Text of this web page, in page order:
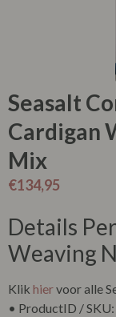
Seasalt
Cardigan
Mix
€134,95
Details
Weaving
Klik hiervoor alle
• ProductID /